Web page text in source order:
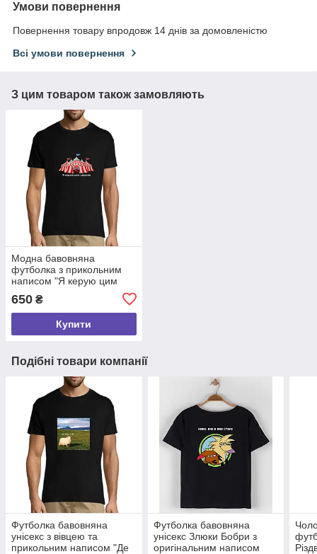
Умови повернення
Повернення товару впродовж 14 днів за домовленістю
Всі умови повернення
З цим товаром також замовляють
Модна бавовняна
футболка з прикольним
написом "Я керую цим
цирком", молодіжний одяг
розмір S
650 ₴
Купити
Подібні товари компанії
Футболка бавовняна
унісекс з вівцею та
прикольним написом "Де
Футболка бавовняна
унісекс Злюки Бобри з
оригінальним написом